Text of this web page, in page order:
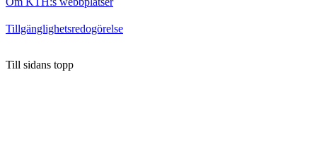
Tillgänglighetsredogörelse
Till sidans topp